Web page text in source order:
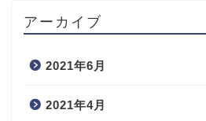
アーカイブ
2021年6月
2021年4月